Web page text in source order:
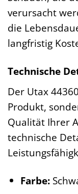
verursacht
die
langfristig
Technische
Der Utax
Produkt,
Qualität Ihrer
technische
Farbe: